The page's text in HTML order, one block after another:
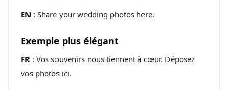
EN : Share your wedding photos here.
Exemple plus élégant
FR : Vos souvenirs nous tiennent à cœur. Déposez
vos photos ici.